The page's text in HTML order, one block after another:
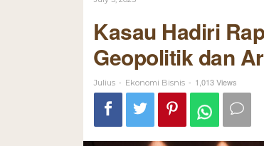
Kasau Hadiri
Geopolitik dan
Julius - Ekonomi Bisnis - 1,013 Views